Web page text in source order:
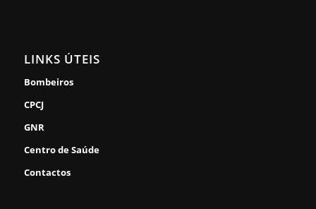
LINKS ÚTEIS
Bombeiros
CPCJ
GNR
Centro de Saúde
Contactos